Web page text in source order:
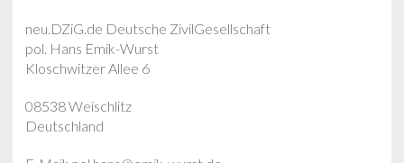
neu.DZiG.de Deutsche ZivilGesellschaft
pol. Hans Emik-Wurst
Kloschwitzer Allee 6
08538 Weischlitz
Deutschland